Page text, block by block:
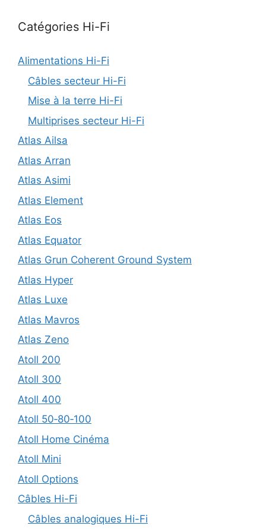
Catégories Hi-Fi
Alimentations Hi-Fi
Câbles secteur Hi-Fi
Mise à la terre Hi-Fi
Multiprises secteur Hi-Fi
Atlas Ailsa
Atlas Arran
Atlas Asimi
Atlas Element
Atlas Eos
Atlas Equator
Atlas Grun Coherent Ground System
Atlas Hyper
Atlas Luxe
Atlas Mavros
Atlas Zeno
Atoll 200
Atoll 300
Atoll 400
Atoll 50‑80‑100
Atoll Home Cinéma
Atoll Mini
Atoll Options
Câbles Hi-Fi
Câbles analogiques Hi-Fi